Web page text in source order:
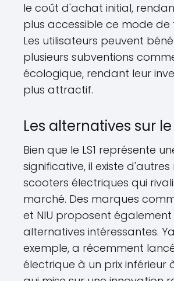
le coût d'achat initial,
plus accessible ce mode
Les utilisateurs peuvent
plusieurs subventions
écologique, rendant leur
plus attractif.
Les alternatives sur
Bien que le LS1 représente
significative, il existe
scooters électriques qui
marché. Des marques
et NIU proposent également
alternatives intéressantes.
exemple, a récemment
électrique à un prix inférieur